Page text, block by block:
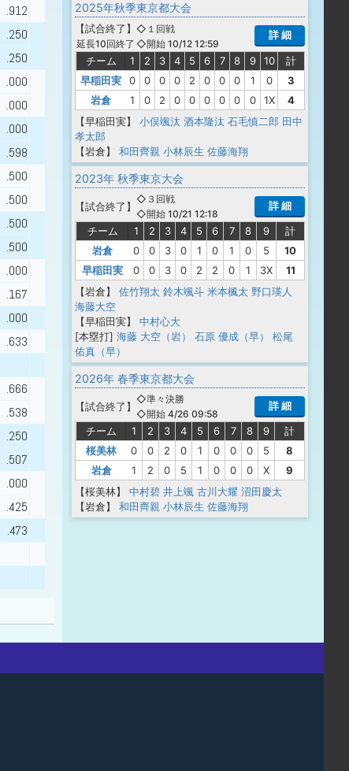
.912
.250
.250
.000
.000
.000
.598
.500
.500
.500
.500
.000
.167
.000
.633
.666
.538
.250
.507
.000
.425
.473
2025年秋季東京都大会
【試合終了 】
延長10回終了
◇１回戦
◇開始 10/12 12:59
詳 細
チーム 1 2 3 4 5 6 7 8 9 10
計
早稲田実
0 0 0 0 2 0 0 0 1 0
3
岩倉
1 0 2 0 0 0 0 0 0 1X
4
【早稲田実】
小俣颯汰 酒本隆汰 石毛慎二郎 田中
孝太郎
【岩倉】
和田齊親 小林辰生 佐藤海翔
2023年 秋季東京大会
【試合終了 】
◇３回戦
◇開始 10/21 12:18
詳 細
チーム 1 2 3 4 5 6 7 8 9
計
岩倉
0 0 3 0 1 0 1 0 5
10
早稲田実
0 0 3 0 2 2 0 1 3X
11
【岩倉】
佐竹翔太 鈴木颯斗 米本楓太 野口瑛人
海藤大空
【早稲田実】
中村心大
[本塁打] 海藤 大空（岩） 石原 優成（早）
松尾
佑真（早）
2026年 春季東京都大会
【試合終了 】
◇準々決勝
◇開始 4/26 09:58
詳 細
チーム 1 2 3 4 5 6 7 8 9
計
桜美林
0 0 2 0 1 0 0 0 5
8
岩倉
1 2 0 5 1 0 0 0 X
9
【桜美林】
中村碧 井上颯 古川大耀 沼田慶太
【岩倉】
和田齊親 小林辰生 佐藤海翔